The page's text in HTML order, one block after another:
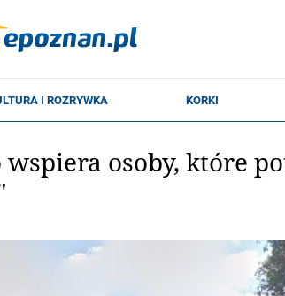
wspiera osoby, które